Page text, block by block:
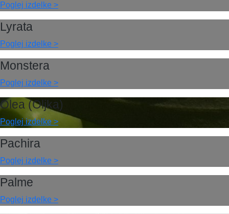
Poglej izdelke >
Lyrata
Poglej izdelke >
Monstera
Poglej izdelke >
Olea (Oljka)
Poglej izdelke >
Pachira
Poglej izdelke >
Palme
Poglej izdelke >